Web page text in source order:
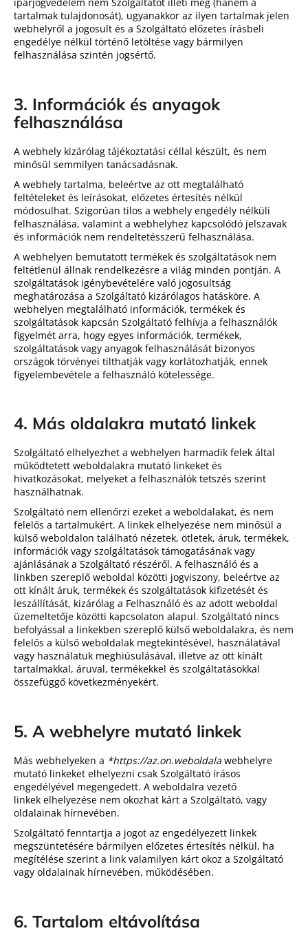
tartalmak tulajdonosát), ugyanakkor az ilyen tartalmak jelen
webhelyről a jogosult és a Szolgáltató előzetes írásbeli
engedélye nélkül történő letöltése vagy bármilyen
felhasználása szintén jogsértő.
3. Információk és anyagok
felhasználása
A webhely kizárólag tájékoztatási céllal készült, és nem
minősül semmilyen tanácsadásnak.
A webhely tartalma, beleértve az ott megtalálható
feltételeket és leírásokat, előzetes értesítés nélkül
módosulhat. Szigorúan tilos a webhely engedély nélküli
felhasználása, valamint a webhelyhez kapcsolódó jelszavak
és információk nem rendeltetésszerű felhasználása.
A webhelyen bemutatott termékek és szolgáltatások nem
feltétlenül állnak rendelkezésre a világ minden pontján. A
szolgáltatások igénybevételére való jogosultság
meghatározása a Szolgáltató kizárólagos hatásköre. A
webhelyen megtalálható információk, termékek és
szolgáltatások kapcsán Szolgáltató felhívja a felhasználók
figyelmét arra, hogy egyes információk, termékek,
szolgáltatások vagy anyagok felhasználását bizonyos
országok törvényei tilthatják vagy korlátozhatják, ennek
figyelembevétele a felhasználó kötelessége.
4. Más oldalakra mutató linkek
Szolgáltató elhelyezhet a webhelyen harmadik felek által
működtetett weboldalakra mutató linkeket és
hivatkozásokat, melyeket a felhasználók tetszés szerint
használhatnak.
Szolgáltató nem ellenőrzi ezeket a weboldalakat, és nem
felelős a tartalmukért. A linkek elhelyezése nem minősül a
külső weboldalon található nézetek, ötletek, áruk, termékek,
információk vagy szolgáltatások támogatásának vagy
ajánlásának a Szolgáltató részéről. A felhasználó és a
linkben szereplő weboldal közötti jogviszony, beleértve az
ott kínált áruk, termékek és szolgáltatások kifizetését és
leszállítását, kizárólag a Felhasználó és az adott weboldal
üzemeltetője közötti kapcsolaton alapul. Szolgáltató nincs
befolyással a linkekben szereplő külső weboldalakra, és nem
felelős a külső weboldalak megtekintésével, használatával
vagy használatuk meghiúsulásával, illetve az ott kínált
tartalmakkal, áruval, termékekkel és szolgáltatásokkal
összefüggő következményekért.
5. A webhelyre mutató linkek
Más webhelyeken a *https://az.on.weboldala webhelyre
mutató linkeket elhelyezni csak Szolgáltató írásos
engedélyével megengedett. A weboldalra vezető
linkek elhelyezése nem okozhat kárt a Szolgáltató, vagy
oldalainak hírnevében.
Szolgáltató fenntartja a jogot az engedélyezett linkek
megszüntetésére bármilyen előzetes értesítés nélkül, ha
megítélése szerint a link valamilyen kárt okoz a Szolgáltató
vagy oldalainak hírnevében, működésében.
6. Tartalom eltávolítása